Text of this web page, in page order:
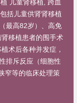
儿童肾移植, 跨血
括儿童供肾肾移植
最高82岁）、高免
移植患者的围手术
术后各种并发症，
排斥反应（细胞性
窄等的临床处理策